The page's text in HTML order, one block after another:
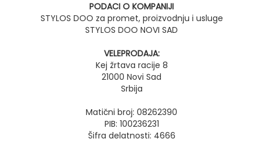
PODACI O KOMPANIJI
STYLOS DOO za promet, proizvodnju i usluge
STYLOS DOO NOVI SAD
VELEPRODAJA:
Kej žrtava racije 8
21000 Novi Sad
Srbija
Matični broj: 08262390
PIB: 100236231
Šifra delatnosti: 4666